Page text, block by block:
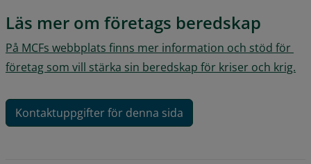
Läs mer om företags beredskap
På MCFs webbplats finns mer information och stöd för
företag som vill stärka sin beredskap för kriser och krig.
Kontaktuppgifter för denna sida